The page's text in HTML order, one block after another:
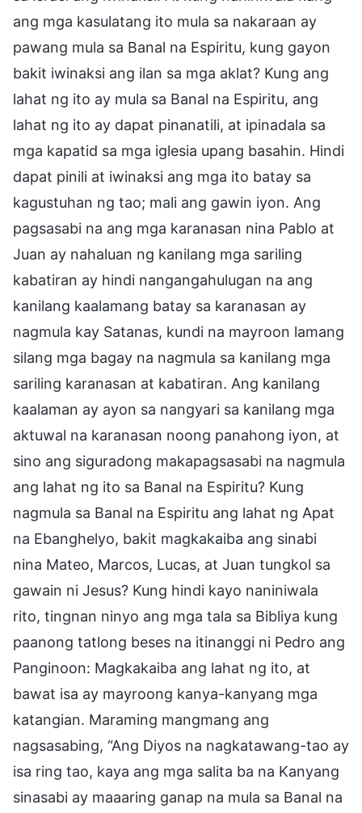
ang mga kasulatang ito mula sa nakaraan ay
pawang mula sa Banal na Espiritu, kung gayon
bakit iwinaksi ang ilan sa mga aklat? Kung ang
lahat ng ito ay mula sa Banal na Espiritu, ang
lahat ng ito ay dapat pinanatili, at ipinadala sa
mga kapatid sa mga iglesia upang basahin. Hindi
dapat pinili at iwinaksi ang mga ito batay sa
kagustuhan ng tao; mali ang gawin iyon. Ang
pagsasabi na ang mga karanasan nina Pablo at
Juan ay nahaluan ng kanilang mga sariling
kabatiran ay hindi nangangahulugan na ang
kanilang kaalamang batay sa karanasan ay
nagmula kay Satanas, kundi na mayroon lamang
silang mga bagay na nagmula sa kanilang mga
sariling karanasan at kabatiran. Ang kanilang
kaalaman ay ayon sa nangyari sa kanilang mga
aktuwal na karanasan noong panahong iyon, at
sino ang siguradong makapagsasabi na nagmula
ang lahat ng ito sa Banal na Espiritu? Kung
nagmula sa Banal na Espiritu ang lahat ng Apat
na Ebanghelyo, bakit magkakaiba ang sinabi
nina Mateo, Marcos, Lucas, at Juan tungkol sa
gawain ni Jesus? Kung hindi kayo naniniwala
rito, tingnan ninyo ang mga tala sa Bibliya kung
paanong tatlong beses na itinanggi ni Pedro ang
Panginoon: Magkakaiba ang lahat ng ito, at
bawat isa ay mayroong kanya-kanyang mga
katangian. Maraming mangmang ang
nagsasabing, “Ang Diyos na nagkatawang-tao ay
isa ring tao, kaya ang mga salita ba na Kanyang
sinasabi ay maaaring ganap na mula sa Banal na